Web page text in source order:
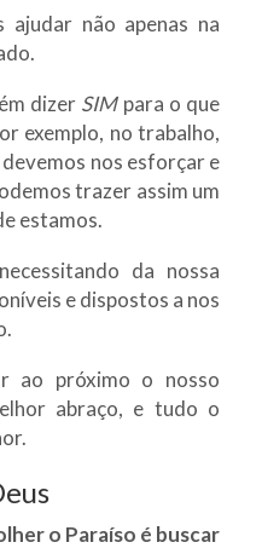
não apenas na
dizer SIMpara o que
exemplo, no trabalho,
nos esforçar e
trazer assim um
estamos.
da nossa
e dispostos a nos
ao próximo o nosso
abraço, e tudo o
o Paraíso é buscar